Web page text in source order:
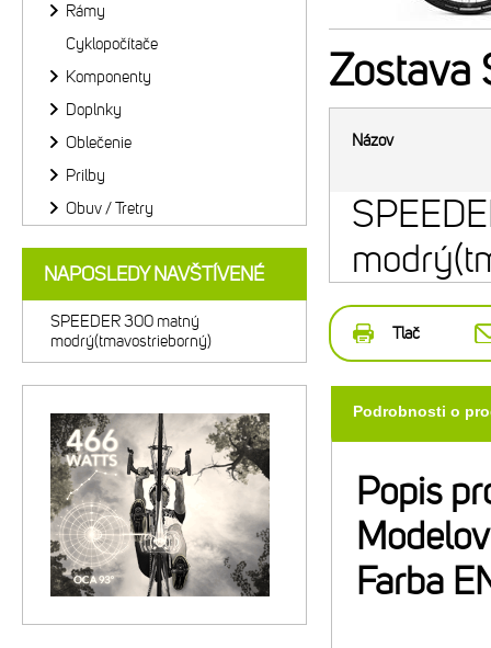
Zostava
Názov
Tlač
Podrobnosti o
Popis
Farba
Rámy
Cyklopočítače
Komponenty
Doplnky
Oblečenie
Prilby
Obuv / Tretry
NAPOSLEDY NAVŠTÍVENÉ
SPEEDER 300 matný
modrý(tmavostrieborný)